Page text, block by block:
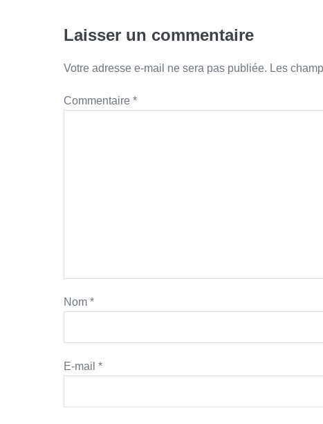
Laisser un commentaire
Votre adresse e-mail ne sera pas publiée. Les
Commentaire *
Nom *
E-mail *